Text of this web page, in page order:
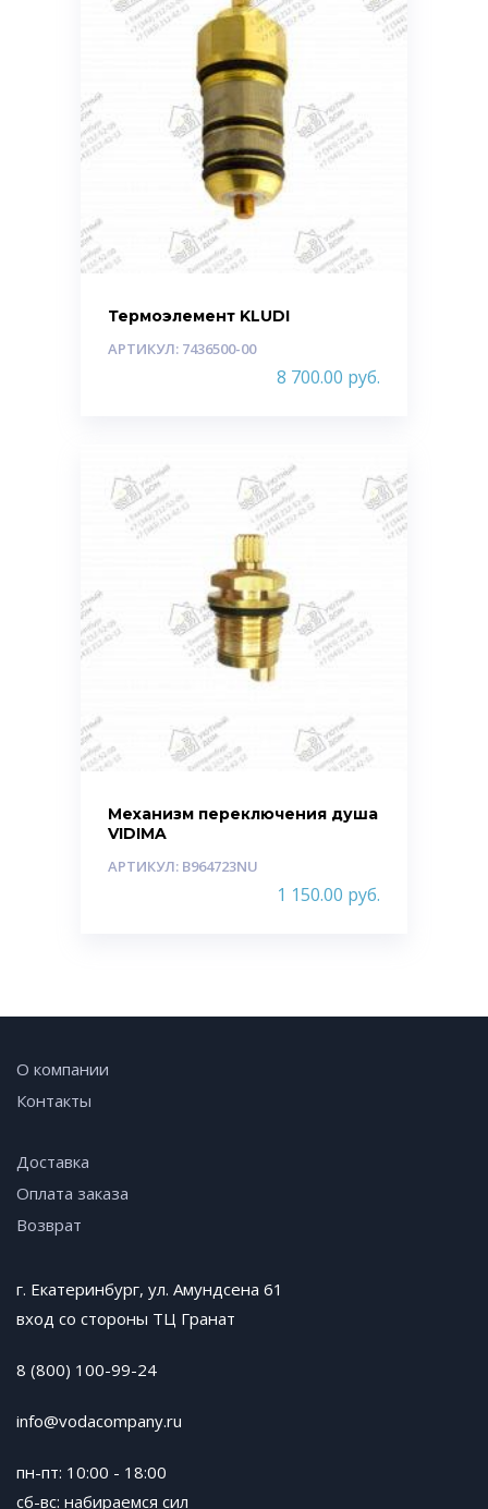
Термоэлемент KLUDI
АРТИКУЛ: 7436500-00
8 700.00 руб.
Механизм переключения душа
VIDIMA
АРТИКУЛ: B964723NU
1 150.00 руб.
О компании
Контакты
Доставка
Оплата заказа
Возврат
г. Екатеринбург, ул. Амундсена 61
вход со стороны ТЦ Гранат
8 (800) 100-99-24
info@vodacompany.ru
пн-пт: 10:00 - 18:00
сб-вс: набираемся сил